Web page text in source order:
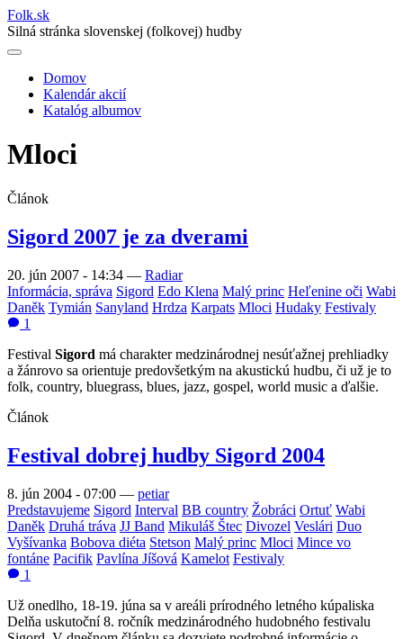
Folk.sk
Silná stránka slovenskej (folkovej) hudby
Main
navigation
Domov
Kalendár akcií
Katalóg albumov
Mloci
Článok
Sigord 2007 je za dverami
20. jún 2007 - 14:34 — Radiar
Informácia, správa Sigord Edo Klena Malý princ Heľenine oči Wabi
Daněk Tymián Sanyland Hrdza Karpats Mloci Hudaky Festivaly
1
Festival Sigord má charakter medzinárodnej nesúťažnej prehliadky
a žánrovo sa orientuje predovšetkým na akustickú hudbu, či už je to
folk, country, bluegrass, blues, jazz, gospel, world music a ďalšie.
Článok
Festival dobrej hudby Sigord 2004
8. jún 2004 - 07:00 — petiar
Predstavujeme Sigord Interval BB country Žobráci Ortuť Wabi
Daněk Druhá tráva JJ Band Mikuláš Štec Divozel Veslári Duo
Vyšívanka Bobova diéta Stetson Malý princ Mloci Mince vo
fontáne Pacifik Pavlína Jíšová Kamelot Festivaly
1
Už onedlho, 18-19. júna sa v areáli prírodného letného kúpaliska
Delňa uskutoční 8. ročník medzinárodného hudobného festivalu